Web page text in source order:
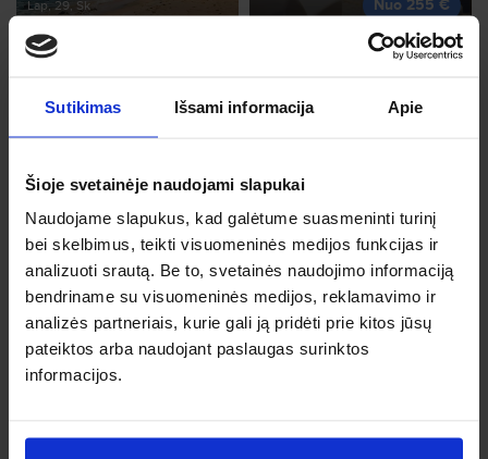
Sutikimas Išsami informacija Apie
Šioje svetainėje naudojami slapukai
Naudojame slapukus, kad galėtume suasmeninti turinį
bei skelbimus, teikti visuomeninės medijos funkcijas ir
analizuoti srautą. Be to, svetainės naudojimo informaciją
bendriname su visuomeninės medijos, reklamavimo ir
analizės partneriais, kurie gali ją pridėti prie kitos jūsų
pateiktos arba naudojant paslaugas surinktos
informacijos.
Lap, 29, Sk Nuo 255 €
Sardinija
Rgs, 11, Pn
Nuo 260 €
Maljorka
Rgs, 19, Št
Nuo 334 €